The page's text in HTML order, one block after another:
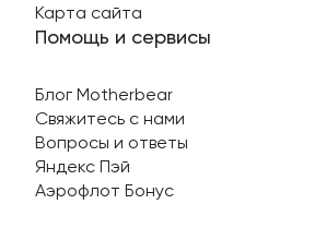
Карта сайта
Помощь и сервисы
Блог Motherbear
Свяжитесь с нами
Вопросы и ответы
Яндекс Пэй
Аэрофлот Бонус